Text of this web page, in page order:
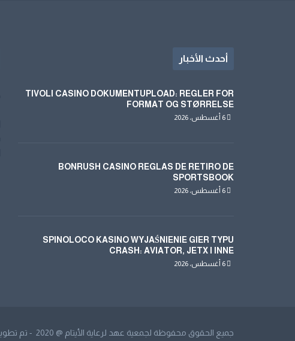
أحدث الأخبار
TIVOLI CASINO DOKUMENTUPLOAD: REGLER FOR
FORMAT OG STØRRELSE
BONRUSH CASINO REGLAS DE RETIRO DE
SPORTSBOOK
SPINOLOCO KASINO WYJAŚNIENIE GIER TYPU
CRASH: AVIATOR, JETX I INNE
جميع الحقوق محفوظة لجمعية عهد لرعاية الأيتام @ 2020 - تم تطويره في